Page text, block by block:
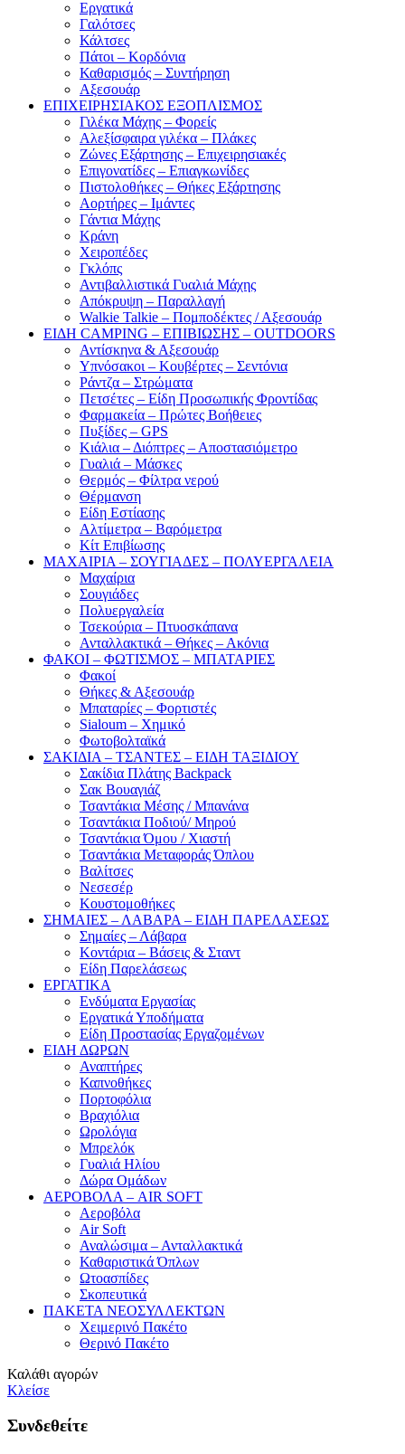
Εργατικά
Γαλότσες
Κάλτσες
Πάτοι – Κορδόνια
Καθαρισμός – Συντήρηση
Αξεσουάρ
ΕΠΙΧΕΙΡΗΣΙΑΚΟΣ ΕΞΟΠΛΙΣΜΟΣ
Γιλέκα Μάχης – Φορείς
Αλεξίσφαιρα γιλέκα – Πλάκες
Ζώνες Εξάρτησης – Επιχειρησιακές
Επιγονατίδες – Επιαγκωνίδες
Πιστολοθήκες – Θήκες Εξάρτησης
Αορτήρες – Ιμάντες
Γάντια Μάχης
Κράνη
Χειροπέδες
Γκλόπς
Αντιβαλλιστικά Γυαλιά Μάχης
Απόκρυψη – Παραλλαγή
Walkie Talkie – Πομποδέκτες / Αξεσουάρ
ΕΙΔΗ CAMPING – ΕΠΙΒΙΩΣΗΣ – OUTDOORS
Αντίσκηνα & Αξεσουάρ
Υπνόσακοι – Κουβέρτες – Σεντόνια
Ράντζα – Στρώματα
Πετσέτες – Είδη Προσωπικής Φροντίδας
Φαρμακεία – Πρώτες Βοήθειες
Πυξίδες – GPS
Κιάλια – Διόπτρες – Αποστασιόμετρο
Γυαλιά – Μάσκες
Θερμός – Φίλτρα νερού
Θέρμανση
Είδη Εστίασης
Αλτίμετρα – Βαρόμετρα
Κίτ Επιβίωσης
ΜΑΧΑΙΡΙΑ – ΣΟΥΓΙΑΔΕΣ – ΠΟΛΥΕΡΓΑΛΕΙΑ
Μαχαίρια
Σουγιάδες
Πολυεργαλεία
Τσεκούρια – Πτυοσκάπανα
Ανταλλακτικά – Θήκες – Ακόνια
ΦΑΚΟΙ – ΦΩΤΙΣΜΟΣ – ΜΠΑΤΑΡΙΕΣ
Φακοί
Θήκες & Αξεσουάρ
Μπαταρίες – Φορτιστές
Sialoum – Χημικό
Φωτοβολταϊκά
ΣΑΚΙΔΙΑ – ΤΣΑΝΤΕΣ – ΕΙΔΗ ΤΑΞΙΔΙΟΥ
Σακίδια Πλάτης Backpack
Σακ Βουαγιάζ
Τσαντάκια Μέσης / Μπανάνα
Τσαντάκια Ποδιού/ Μηρού
Τσαντάκια Όμου / Χιαστή
Τσαντάκια Μεταφοράς Όπλου
Βαλίτσες
Νεσεσέρ
Κουστομοθήκες
ΣΗΜΑΙΕΣ – ΛΑΒΑΡΑ – ΕΙΔΗ ΠΑΡΕΛΑΣΕΩΣ
Σημαίες – Λάβαρα
Κοντάρια – Βάσεις & Σταντ
Είδη Παρελάσεως
ΕΡΓΑΤΙΚΑ
Ενδύματα Εργασίας
Εργατικά Υποδήματα
Είδη Προστασίας Εργαζομένων
ΕΙΔΗ ΔΩΡΩΝ
Αναπτήρες
Καπνοθήκες
Πορτοφόλια
Βραχιόλια
Ωρολόγια
Μπρελόκ
Γυαλιά Ηλίου
Δώρα Ομάδων
ΑΕΡΟΒΟΛΑ – AIR SOFT
Αεροβόλα
Air Soft
Αναλώσιμα – Ανταλλακτικά
Καθαριστικά Όπλων
Ωτοασπίδες
Σκοπευτικά
ΠΑΚΕΤΑ ΝΕΟΣΥΛΛΕΚΤΩΝ
Χειμερινό Πακέτο
Θερινό Πακέτο
Καλάθι αγορών
Κλείσε
Συνδεθείτε